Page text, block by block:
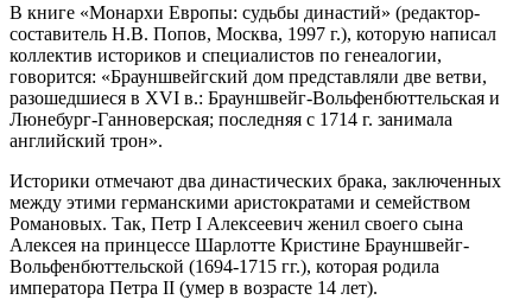
В книге «Монархи Европы: судьбы династий» (редактор-
составитель Н.В. Попов, Москва, 1997 г.), которую написал
коллектив историков и специалистов по генеалогии,
говорится: «Брауншвейгский дом представляли две ветви,
разошедшиеся в XVI в.: Брауншвейг-Вольфенбюттельская и
Люнебург-Ганноверская; последняя с 1714 г. занимала
английский трон».
Историки отмечают два династических брака, заключенных
между этими германскими аристократами и семейством
Романовых. Так, Петр I Алексеевич женил своего сына
Алексея на принцессе Шарлотте Кристине Брауншвейг-
Вольфенбюттельской (1694-1715 гг.), которая родила
императора Петра II (умер в возрасте 14 лет).